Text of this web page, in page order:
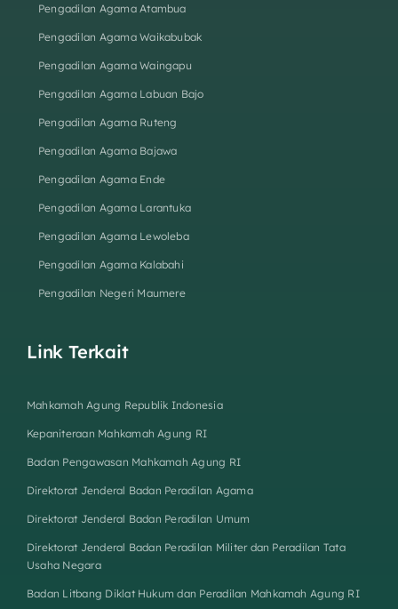
Pengadilan Agama Atambua
Pengadilan Agama Waikabubak
Pengadilan Agama Waingapu
Pengadilan Agama Labuan Bajo
Pengadilan Agama Ruteng
Pengadilan Agama Bajawa
Pengadilan Agama Ende
Pengadilan Agama Larantuka
Pengadilan Agama Lewoleba
Pengadilan Agama Kalabahi
Pengadilan Negeri Maumere
Link Terkait
Mahkamah Agung Republik Indonesia
Kepaniteraan Mahkamah Agung RI
Badan Pengawasan Mahkamah Agung RI
Direktorat Jenderal Badan Peradilan Agama
Direktorat Jenderal Badan Peradilan Umum
Direktorat Jenderal Badan Peradilan Militer dan Peradilan Tata
Usaha Negara
Badan Litbang Diklat Hukum dan Peradilan Mahkamah Agung RI